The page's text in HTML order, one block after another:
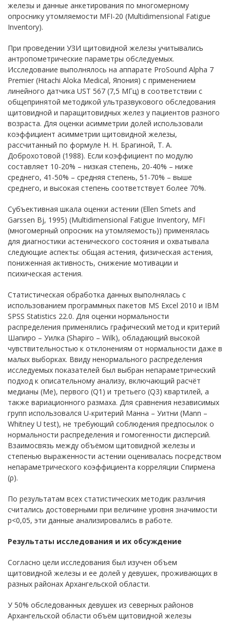
железы и данные анкетирования по многомерному
опроснику утомляемости MFI-20 (Multidimensional Fatigue
Inventory).
При проведении УЗИ щитовидной железы учитывались
антропометрические параметры обследуемых.
Исследование выполнялось на аппарате ProSound Alpha 7
Premier (Hitachi Aloka Medical, Япония) с применением
линейного датчика UST 567 (7,5 МГц) в соответствии с
общепринятой методикой ультразвукового обследования
щитовидной и паращитовидных желез у пациентов разного
возраста. Для оценки асимметрии долей использовали
коэффициент асимметрии щитовидной железы,
рассчитанный по формуле Н. Н. Брагиной, Т. А.
Доброхотовой (1988). Если коэффициент по модулю
составляет 10-20% – низкая степень, 20-40% – ниже
среднего, 41-50% – средняя степень, 51-70% – выше
среднего, и высокая степень соответствует более 70%.
Субъективная шкала оценки астении (Ellen Smets and
Garssen Bj, 1995) (Multidimensional Fatigue Inventory, MFI
(многомерный опросник на утомляемость)) применялась
для диагностики астенического состояния и охватывала
следующие аспекты: общая астения, физическая астения,
пониженная активность, снижение мотивации и
психическая астения.
Статистическая обработка данных выполнялась с
использованием программных пакетов MS Excel 2010 и IBM
SPSS Statistics 22.0. Для оценки нормальности
распределения применялись графический метод и критерий
Шапиро – Уилка (Shapiro – Wilk), обладающий высокой
чувствительностью к отклонениям от нормальности даже в
малых выборках. Ввиду ненормального распределения
исследуемых показателей был выбран непараметрический
подход к описательному анализу, включающий расчёт
медианы (Me), первого (Q1) и третьего (Q3) квартилей, а
также вариационного размаха. Для сравнения независимых
групп использовался U-критерий Манна – Уитни (Mann –
Whitney U test), не требующий соблюдения предпосылок о
нормальности распределения и гомогенности дисперсий.
Взаимосвязь между объёмом щитовидной железы и
степенью выраженности астении оценивалась посредством
непараметрического коэффициента корреляции Спирмена
(ρ).
По результатам всех статистических методик различия
считались достоверными при величине уровня значимости
p<0,05, эти данные анализировались в работе.
Результаты исследования и их обсуждение
Согласно цели исследования был изучен объем
щитовидной железы и ее долей у девушек, проживающих в
разных районах Архангельской области.
У 50% обследованных девушек из северных районов
Архангельской области объём щитовидной железы